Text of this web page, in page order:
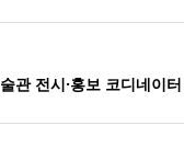
관 전시·홍보 코디네이